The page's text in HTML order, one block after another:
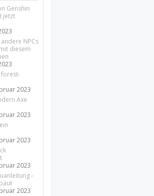
Genshin
jetzt
NPCs
diesem
forest-
2023
Axe
2023
2023
2023
-
2023